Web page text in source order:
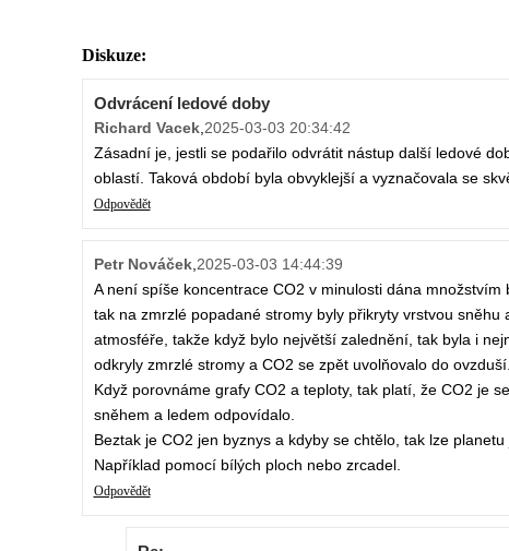
Diskuze:
Odvrácení ledové doby
Richard Vacek,2025-03-03 20:34:42
Zásadní je, jestli se podařilo odvrátit nástup další ledové
oblastí. Taková období byla obvyklejší a vyznačovala se
Odpovědět
Petr Nováček,2025-03-03 14:44:39
A není spíše koncentrace CO2 v minulosti dána
tak na zmrzlé popadané stromy byly přikryty vrstvou
atmosféře, takže když bylo největší zalednění, tak byla i
odkryly zmrzlé stromy a CO2 se zpět uvolňovalo do ovzduší.
Když porovnáme grafy CO2 a teploty, tak platí, že CO2 je
sněhem a ledem odpovídalo.
Beztak je CO2 jen byznys a kdyby se chtělo, tak lze
Například pomocí bílých ploch nebo zrcadel.
Odpovědět